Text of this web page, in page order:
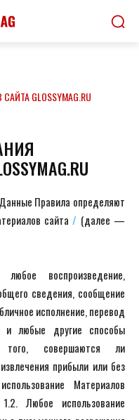
GLOSSYMAG.RU
Правила определяют
сайта/ (далее —
воспроизведение,
сведения, сообщение
исполнение, перевод
и любые другие способы
того, совершаются ли
прибыли или без
Материалов
Любое использование